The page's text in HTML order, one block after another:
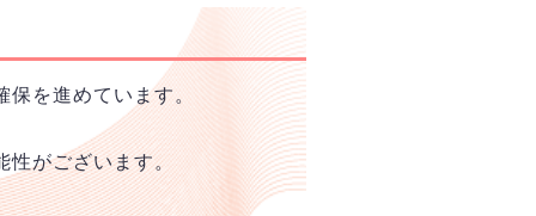
保を進めています。
性がございます。